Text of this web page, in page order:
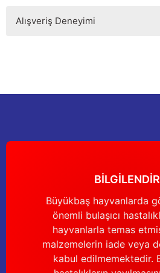
konularda yetersiz gördüğünüz
Bu ürüne benzer farklı alternatifler
Gönder
Alışveriş Deneyimi
Büyükbaş hayvanlarda
önemli bulaşıcı
hayvanlarla temas
malzemelerin iade veya
kabul edilmemektedir.